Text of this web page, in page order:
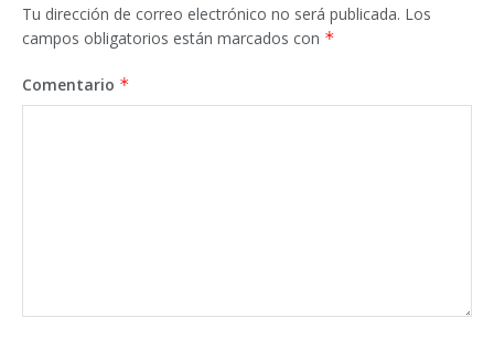
Tu dirección de correo electrónico no será publicada. Los
campos obligatorios están marcados con *
Comentario *